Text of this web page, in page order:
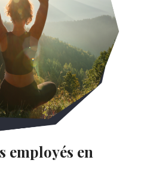
employés en